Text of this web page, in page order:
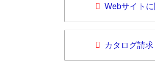
Webサイト
カタログ請求